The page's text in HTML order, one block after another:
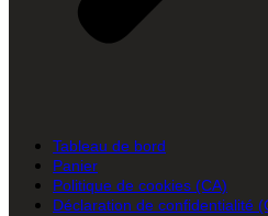
Tableau de bord
Panier
Politique de cookies (CA)
Déclaration de confidentialité